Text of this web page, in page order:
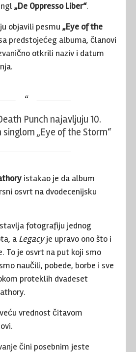
„De Oppresso Liber“.
objavili pesmu „Eye of the
predstojećeg albuma, članovi
otkrili naziv i datum
Punch najavljuju 10.
„Eye of the Storm“
istakao je da album
osvrt na dvodecenijsku
fotografiju jednog
a Legacyje upravo ono što i
To je osvrt na put koji smo
naučili, pobede, borbe i sve
proteklih dvadeset
vrednost čitavom
čini posebnim jeste